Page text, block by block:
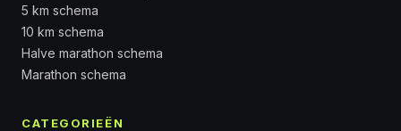
5 km schema
10 km schema
Halve marathon schema
Marathon schema
CATEGORIEËN